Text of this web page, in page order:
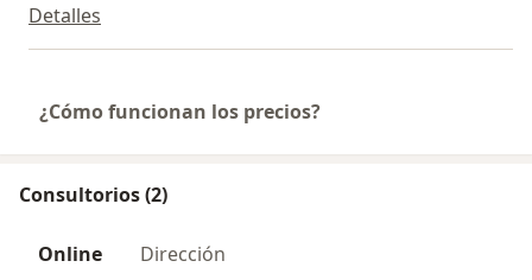
Detalles
¿Cómo funcionan los precios?
Consultorios (2)
Online Dirección